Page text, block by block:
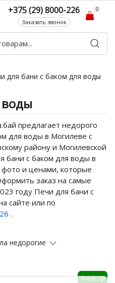
+375 (29) 8000-226
Заказать звонок
0
для бани с баком для воды
воды
предлагает недорого
для воды в Могилеве с
району и Могилевской
бани с баком для воды в
фото и ценами, которые
заказ на самые
году Печи для бани с
сайте или по
.
недорогие
Фильтр